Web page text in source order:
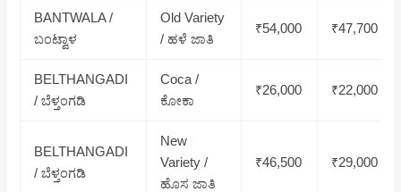
BANTWALA /
ಬಂಟ್ವಾಳ
Old Variety
/ ಹಳೆ ಜಾತಿ
₹54,000 ₹47,700
BELTHANGADI
/ ಬೆಳ್ತಂಗಡಿ
Coca /
ಕೋಕಾ
₹26,000 ₹22,000
BELTHANGADI
/ ಬೆಳ್ತಂಗಡಿ
New
Variety /
ಹೊಸ ಜಾತಿ
₹46,500 ₹29,000